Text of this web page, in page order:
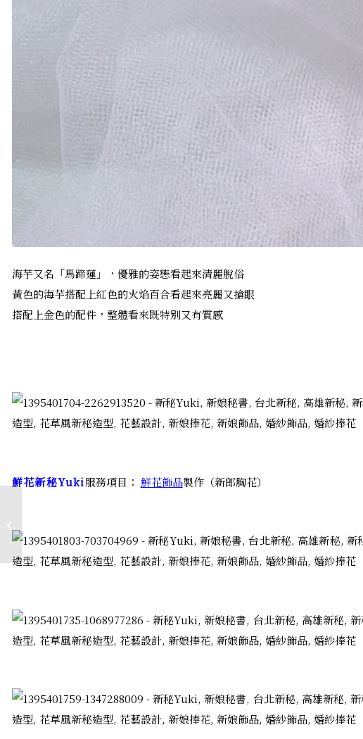
海芋又名「馬蹄蓮」，優雅的姿態看起來清麗脫俗
黃色的海芋搭配上紅色的火焰百合看起來亮麗又搶眼
搭配上金色的配件，整體看來既特別又有質感
鮮花新秘Yuki服務項目： 鮮花飾品製作（新郎胸花）